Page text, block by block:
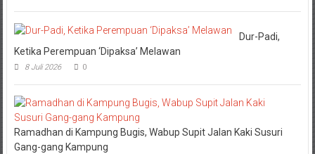
Dur-Padi,
Ketika Perempuan ‘Dipaksa’ Melawan
8 Juli 2026 0
Ramadhan di Kampung Bugis, Wabup Supit Jalan Kaki Susuri
Gang-gang Kampung